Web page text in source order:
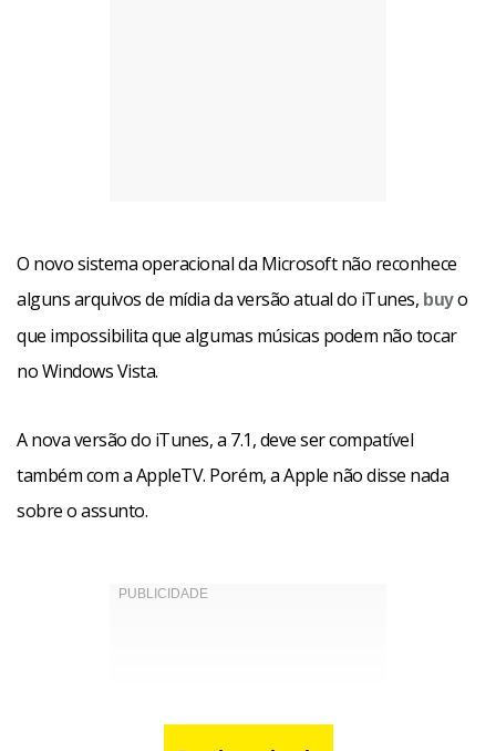
O novo sistema operacional da Microsoft não reconhece
alguns arquivos de mídia da versão atual do iTunes, buyo
que impossibilita que algumas músicas podem não tocar
no Windows Vista.
A nova versão do iTunes, a 7.1, deve ser compatível
também com a AppleTV. Porém, a Apple não disse nada
sobre o assunto.